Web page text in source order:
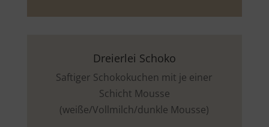
Dreierlei Schoko
Saftiger Schokokuchen mit je einer
Schicht Mousse
(weiße/Vollmilch/dunkle Mousse)